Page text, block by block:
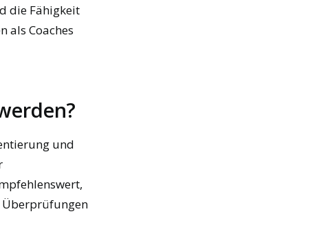
die Fähigkeit
als Coaches
und
Überprüfungen